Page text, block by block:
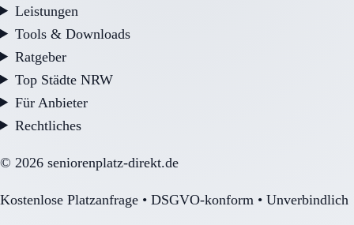
Leistungen
Tools & Downloads
Ratgeber
Top Städte NRW
Für Anbieter
Rechtliches
© 2026 seniorenplatz-direkt.de
Kostenlose Platzanfrage • DSGVO-konform • Unverbindlich